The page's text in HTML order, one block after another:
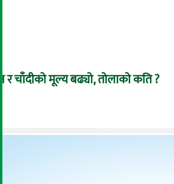
सुन र चाँदीको मूल्य बढ्यो, तोलाको कति ?